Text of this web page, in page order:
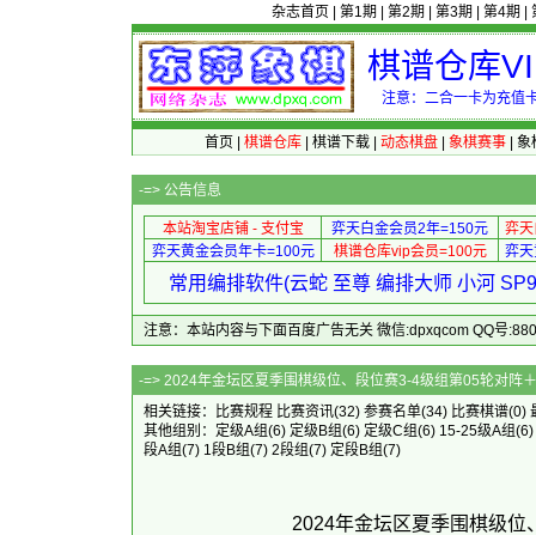
杂志首页 第1期 第2期 第3期 第4期
棋谱仓库
注意：二合一卡为充值
首页 棋谱仓库| 棋谱下载| 动态棋盘| 象棋赛事| 象
-=> 公告信息
本站淘宝店铺 - 支付宝 弈天白金会员2年=150元
弈
弈天黄金会员年卡=100元
棋谱仓库vip会员=100元 弈
常用编排软件(云蛇 至尊 编排大师 小河
注意：本站内容与下面百度广告无关 微信:dpxqcom QQ号
-=> 2024年金坛区夏季围棋级位、段位
相关链接：
比赛规程 比赛资讯(32) 参赛名单(34) 比赛棋谱(0)
其他组别： 定级A组(6) 定级B组(6) 定级C组(6) 15-25级A组(6)
段A组(7) 1段B组(7) 2段组(7) 定段B组(7)
2024年金坛区夏季围棋级位